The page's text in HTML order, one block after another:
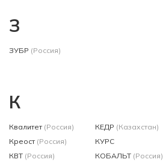
З
ЗУБР (Россия)
К
Квалитет (Россия)
Креост (Россия)
КВТ (Россия)
КЕДР (Казахстан)
КУРС
КОБАЛЬТ (Россия)